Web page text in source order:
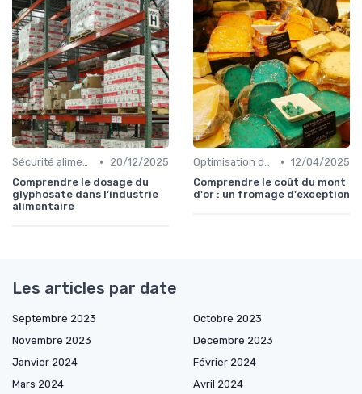
Sécurité alimentaire •
20/12/2025
Comprendre le dosage du
glyphosate dans l'industrie
alimentaire
Optimisation des coûts • 12/04/2025
Comprendre le coût du mont
d'or : un fromage d'exception
Les articles par date
Septembre 2023
Octobre 2023
Novembre 2023
Décembre 2023
Janvier 2024
Février 2024
Mars 2024
Avril 2024